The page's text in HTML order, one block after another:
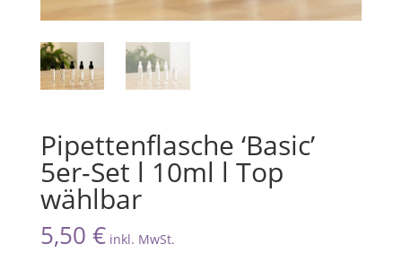
Pipettenflasche ‘Basic’
5er-Set l 10ml l Top
wählbar
5,50 € inkl. MwSt.